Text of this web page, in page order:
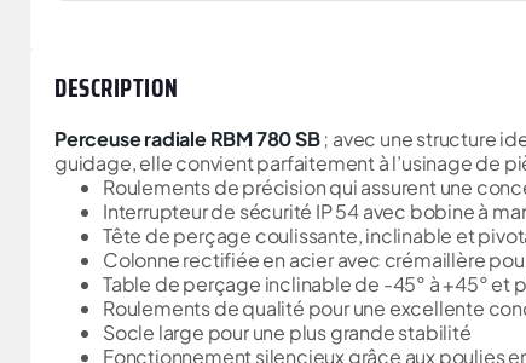
DESCRIPTION
Perceuse radiale RBM 780 SB; avec une structure
guidage, elle convient parfaitement à l’usinage de
Roulements de précision qui assurent une
Interrupteur de sécurité IP 54 avec bobine à
Tête de perçage coulissante, inclinable et
Colonne rectifiée en acier avec crémaillère
Table de perçage inclinable de -45° à +45° et
Roulements de qualité pour une excellente
Socle large pour une plus grande stabilité
Fonctionnement silencieux grâce aux poulies